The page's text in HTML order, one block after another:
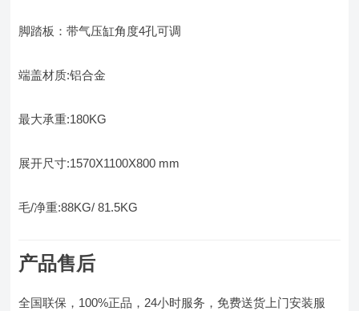
脚踏板：带气压缸角度4孔可调
端盖材质:铝合金
最大承重:180KG
展开尺寸:1570X1100X800 mm
毛/净重:88KG/ 81.5KG
产品售后
全国联保，100%正品，24小时服务，免费送货上门安装服